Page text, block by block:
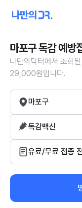
마포구 독감 예
나만의닥터에서 조회
29,000원입니다.
마포구
독감백신
유료/무료 접종